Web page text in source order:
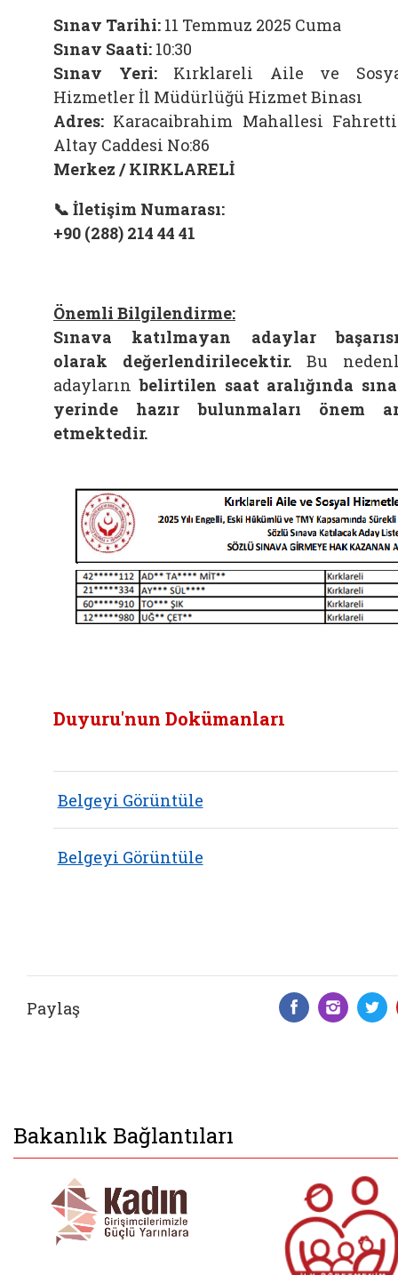
Sınav Tarihi: 11 Temmuz 2025 Cuma
Sınav Saati: 10:30
Sınav Yeri:Kırklareli Aile ve
Hizmetler İl Müdürlüğü Hizmet Binası
Adres: Karacaibrahim Mahallesi
Altay Caddesi No:86
Merkez / KIRKLARELİ
📞 İletişim Numarası:
+90 (288) 214 44 41
Önemli Bilgilendirme:
Sınava katılmayan adaylar
olarak değerlendirilecektir. Bu
adaylarınbelirtilen saat aralığında
yerinde hazır bulunmaları önem
etmektedir.
Duyuru'nun Dokümanları
Belgeyi Görüntüle
Belgeyi Görüntüle
Paylaş
Bakanlık Bağlantıları